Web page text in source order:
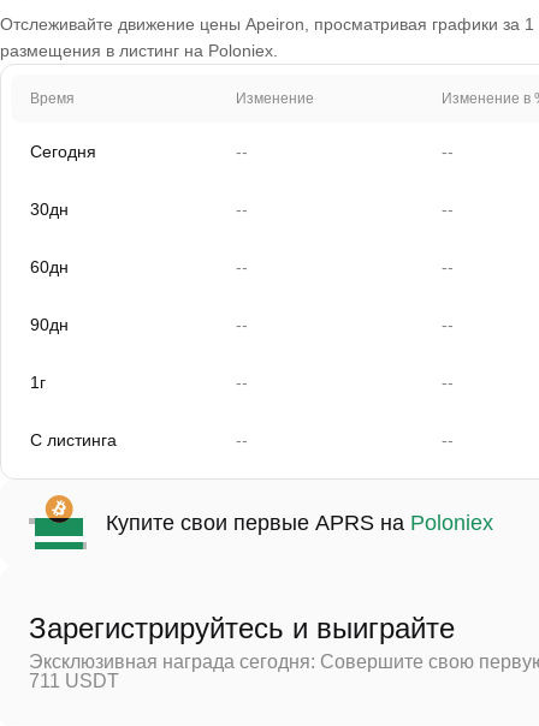
Отслеживайте движение цены Apeiron, просматривая графики за
размещения в листинг на Poloniex.
Время Изменение Изменение в
Сегодня -- --
30дн -- --
60дн -- --
90дн -- --
1г -- --
С листинга -- --
Купите свои первые APRS на Poloniex
Зарегистрируйтесь и выиграйте
Эксклюзивная награда сегодня: Совершите свою
711 USDT